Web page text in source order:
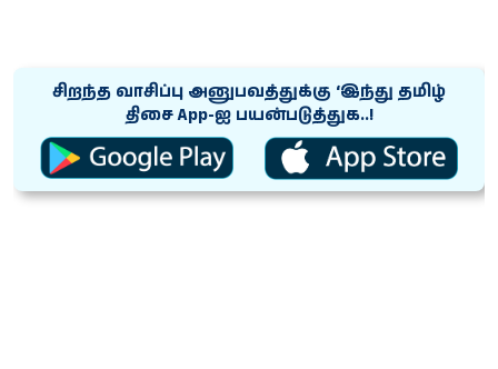
சிறந்த வாசிப்பு அனுபவத்துக்கு ‘இந்து தமிழ்
திசை App-ஐ பயன்படுத்துக..!